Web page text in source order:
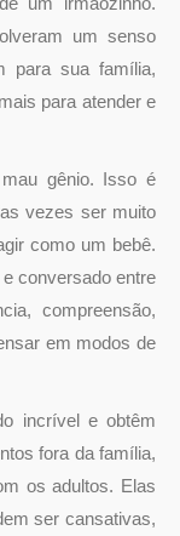
um senso
para sua família,
para atender e
gênio. Isso é
vezes ser muito
como um bebê.
conversado entre
compreensão,
em modos de
incrível e obtêm
fora da família,
os adultos. Elas
ser cansativas,